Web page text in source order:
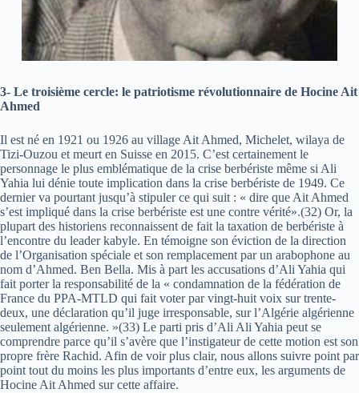
3- Le troisième cercle: le patriotisme révolutionnaire de Hocine Ait
Ahmed
Il est né en 1921 ou 1926 au village Ait Ahmed, Michelet, wilaya de
Tizi-Ouzou et meurt en Suisse en 2015. C’est certainement le
personnage le plus emblématique de la crise berbériste même si Ali
Yahia lui dénie toute implication dans la crise berbériste de 1949. Ce
dernier va pourtant jusqu’à stipuler ce qui suit : « dire que Ait Ahmed
s’est impliqué dans la crise berbériste est une contre vérité».(32) Or, la
plupart des historiens reconnaissent de fait la taxation de berbériste à
l’encontre du leader kabyle. En témoigne son éviction de la direction
de l’Organisation spéciale et son remplacement par un arabophone au
nom d’Ahmed. Ben Bella. Mis à part les accusations d’Ali Yahia qui
fait porter la responsabilité de la « condamnation de la fédération de
France du PPA-MTLD qui fait voter par vingt-huit voix sur trente-
deux, une déclaration qu’il juge irresponsable, sur l’Algérie algérienne
seulement algérienne. »(33) Le parti pris d’Ali Ali Yahia peut se
comprendre parce qu’il s’avère que l’instigateur de cette motion est son
propre frère Rachid. Afin de voir plus clair, nous allons suivre point par
point tout du moins les plus importants d’entre eux, les arguments de
Hocine Ait Ahmed sur cette affaire.